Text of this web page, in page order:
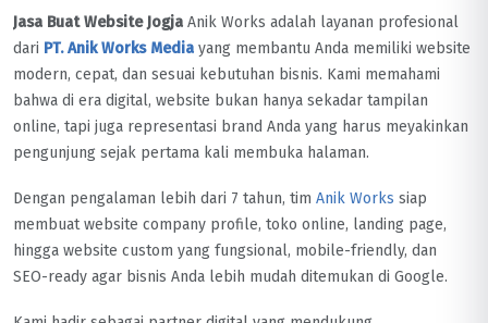
Jasa Buat Website Jogja Anik Works adalah layanan profesional
dari PT. Anik Works Media yang membantu Anda memiliki website
modern, cepat, dan sesuai kebutuhan bisnis. Kami memahami
bahwa di era digital, website bukan hanya sekadar tampilan
online, tapi juga representasi brand Anda yang harus meyakinkan
pengunjung sejak pertama kali membuka halaman.
Dengan pengalaman lebih dari 7 tahun, tim Anik Works siap
membuat website company profile, toko online, landing page,
hingga website custom yang fungsional, mobile-friendly, dan
SEO-ready agar bisnis Anda lebih mudah ditemukan di Google.